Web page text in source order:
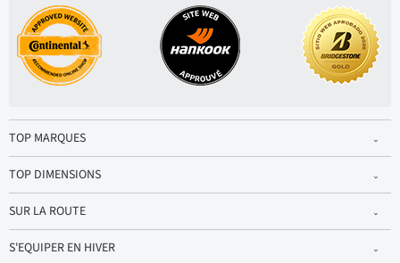
TOP MARQUES
TOP DIMENSIONS
SUR LA ROUTE
S'EQUIPER EN HIVER